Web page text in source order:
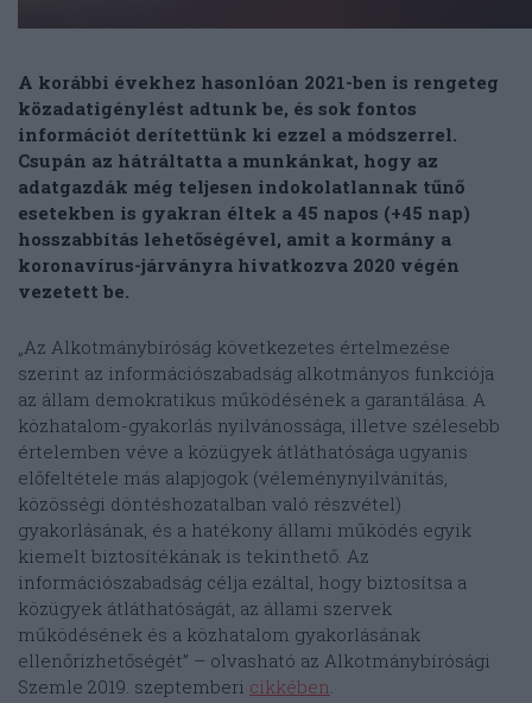
A korábbi évekhez hasonlóan 2021-ben is rengeteg
közadatigénylést adtunk be, és sok fontos
információt derítettünk ki ezzel a módszerrel.
Csupán az hátráltatta a munkánkat, hogy az
adatgazdák még teljesen indokolatlannak tűnő
esetekben is gyakran éltek a 45 napos (+45 nap)
hosszabbítás lehetőségével, amit a kormány a
koronavírus-járványra hivatkozva 2020 végén
vezetett be.
„Az Alkotmánybíróság következetes értelmezése
szerint az információszabadság alkotmányos funkciója
az állam demokratikus működésének a garantálása. A
közhatalom-gyakorlás nyilvánossága, illetve szélesebb
értelemben véve a közügyek átláthatósága ugyanis
előfeltétele más alapjogok (véleménynyilvánítás,
közösségi döntéshozatalban való részvétel)
gyakorlásának, és a hatékony állami működés egyik
kiemelt biztosítékának is tekinthető. Az
információszabadság célja ezáltal, hogy biztosítsa a
közügyek átláthatóságát, az állami szervek
működésének és a közhatalom gyakorlásának
ellenőrizhetőségét” – olvasható az Alkotmánybírósági
Szemle 2019. szeptemberi cikkében.